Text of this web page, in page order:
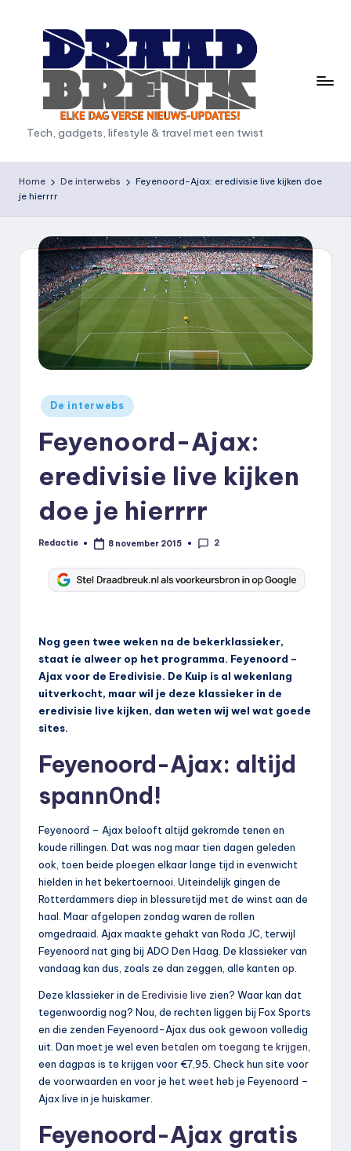
D
r
a
a
b
Tech, gadgets, lifestyle & travel met een twist
Home De interwebs
Feyenoord-Ajax: eredivisie live kijken doe
je hierrrr
Geplaatst
in
De interwebs
Feyenoord-Ajax:
eredivisie live kijken
doe je hierrrr
Geplaatst
Redactie 8 november 2015 2
Nog geen twee weken na de bekerklassieker,
staat íe alweer op het programma. Feyenoord –
Ajax voor de Eredivisie. De Kuip is al wekenlang
uitverkocht, maar wil je deze klassieker in de
eredivisie live kijken, dan weten wij wel wat goede
sites.
Feyenoord-Ajax: altijd
spann0nd!
Feyenoord – Ajax belooft altijd gekromde tenen en
koude rillingen. Dat was nog maar tien dagen geleden
ook, toen beide ploegen elkaar lange tijd in evenwicht
hielden in het bekertoernooi. Uiteindelijk gingen de
Rotterdammers diep in blessuretijd met de winst aan de
haal. Maar afgelopen zondag waren de rollen
omgedraaid. Ajax maakte gehakt van Roda JC, terwijl
Feyenoord nat ging bij ADO Den Haag. De klassieker van
vandaag kan dus, zoals ze dan zeggen, alle kanten op.
Deze klassieker in de Eredivisie live zien? Waar kan dat
tegenwoordig nog? Nou, de rechten liggen bij Fox Sports
en die zenden Feyenoord-Ajax dus ook gewoon volledig
uit. Dan moet je wel even betalen om toegang te krijgen,
een dagpas is te krijgen voor €7,95. Check hun site voor
de voorwaarden en voor je het weet heb je Feyenoord –
Ajax live in je huiskamer.
Feyenoord-Ajax gratis